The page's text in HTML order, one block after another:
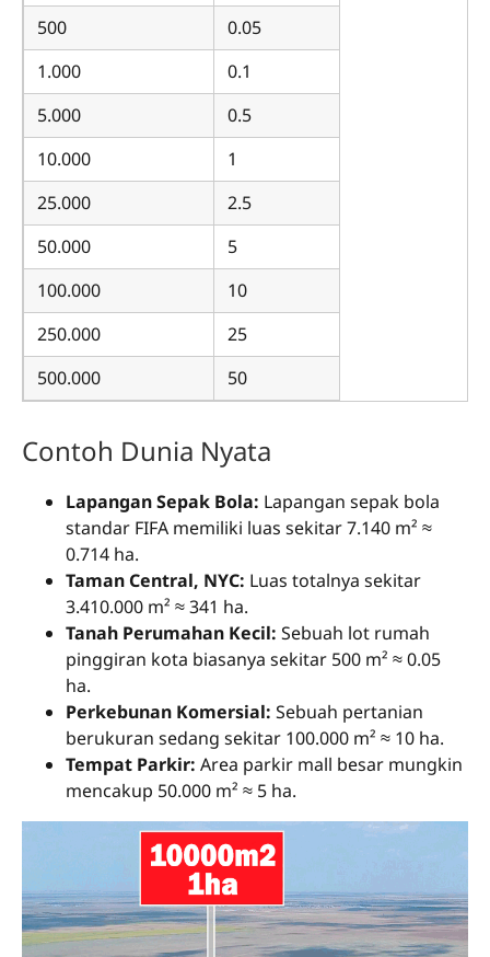
500
0.05
1.000
0.1
5.000
0.5
10.000
1
25.000
2.5
50.000
5
100.000
10
250.000
25
500.000
50
Contoh Dunia Nyata
Lapangan Sepak Bola: Lapangan sepak bola
standar FIFA memiliki luas sekitar 7.140 m² ≈
0.714 ha.
Taman Central, NYC: Luas totalnya sekitar
3.410.000 m² ≈ 341 ha.
Tanah Perumahan Kecil: Sebuah lot rumah
pinggiran kota biasanya sekitar 500 m² ≈ 0.05
ha.
Perkebunan Komersial: Sebuah pertanian
berukuran sedang sekitar 100.000 m² ≈ 10 ha.
Tempat Parkir: Area parkir mall besar mungkin
mencakup 50.000 m² ≈ 5 ha.